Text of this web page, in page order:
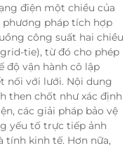
điện một chiều của
phương pháp tích hợp
công suất hai chiều
tie), từ đó cho phép
độ vận hành cô lập
nối với lưới. Nội dung
then chốt như xác định
các giải pháp bảo vệ
yếu tố trực tiếp ảnh
tính kinh tế. Hơn nữa,